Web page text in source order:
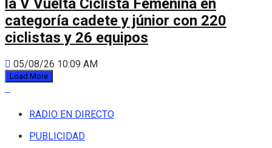
la V Vuelta Ciclista Femenina en
categoría cadete y júnior con 220
ciclistas y 26 equipos
05/08/26 10:09 AM
Load More
RADIO EN DIRECTO
PUBLICIDAD